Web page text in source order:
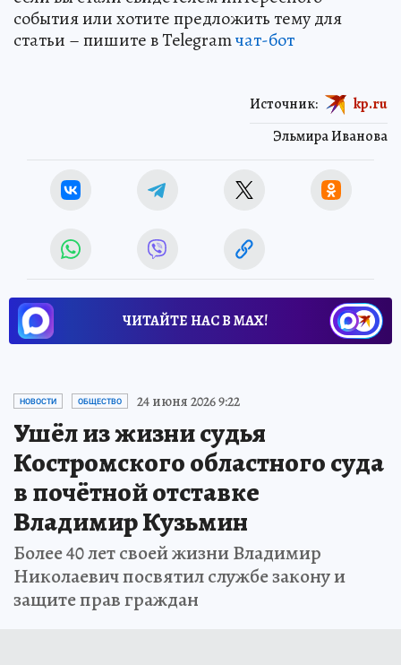
события или хотите предложить тему для
статьи – пишите в Telegramчат-бот
Эльмира Иванова
Источник: kp.ru
ЧИТАЙТЕ НАС В МАХ!
НОВОСТИ ОБЩЕСТВО 24 июня 2026 9:22
Ушёл из жизни судья
Костромского областного суда
в почётной отставке
Владимир Кузьмин
Более 40 лет своей жизни Владимир
Николаевич посвятил службе закону и
защите прав граждан